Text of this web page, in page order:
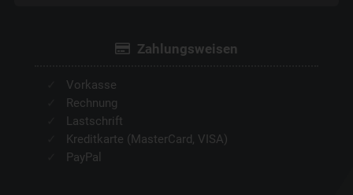
Zahlungsweisen
Vorkasse
Rechnung
Lastschrift
Kreditkarte (MasterCard, VISA)
PayPal